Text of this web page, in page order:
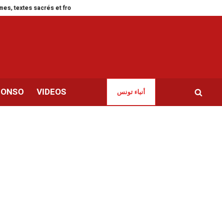
et frontière laïque
VIDEOS أنباء تونس